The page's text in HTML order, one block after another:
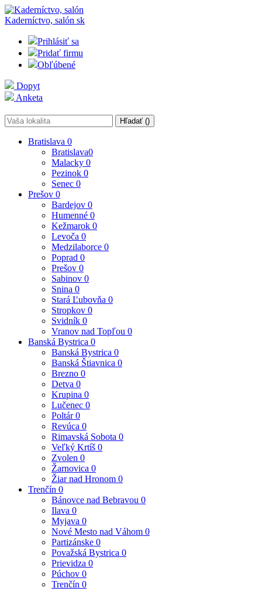
Kaderníctvo, salón sk
Prihlásiť sa
Pridať firmu
Obľúbené
Dopyt
Anketa
Hľadať ()
Bratislava 0
Bratislava0
Malacky 0
Pezinok 0
Senec 0
Prešov 0
Bardejov 0
Humenné 0
Kežmarok 0
Levoča 0
Medzilaborce 0
Poprad 0
Prešov 0
Sabinov 0
Snina 0
Stará Ľubovňa 0
Stropkov 0
Svidník 0
Vranov nad Topľou 0
Banská Bystrica 0
Banská Bystrica 0
Banská Štiavnica 0
Brezno 0
Detva 0
Krupina 0
Lučenec 0
Poltár0
Revúca 0
Rimavská Sobota 0
Veľký Krtíš 0
Zvolen 0
Žarnovica 0
Žiar nad Hronom 0
Trenčín 0
Bánovce nad Bebravou 0
Ilava 0
Myjava 0
Nové Mesto nad Váhom 0
Partizánske 0
Považská Bystrica 0
Prievidza 0
Púchov 0
Trenčín 0